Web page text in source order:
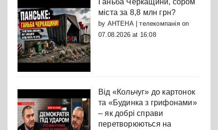
Ганьба Черкащини, сором
міста за 8,8 млн грн?
by АНТЕНА | телекомпаніяon
07.08.2026 at 16:08
Від «Кольчуг» до картонок
та «Будинка з грифонами»
– як добрі справи
перетворюються на